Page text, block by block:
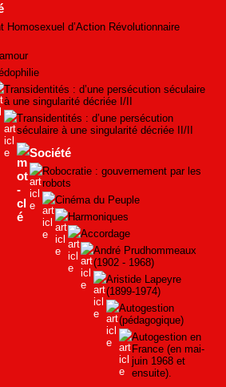
Homosexuel d’Action Révolutionnaire
Transidentités : d’une persécution séculaire
à une singularité décriée I/II
Transidentités : d’une persécution
séculaire à une singularité décriée II/II
Société
Robocratie : gouvernement par les
robots
Cinéma du Peuple
Harmoniques
Accordage
André Prudhommeaux
(1902 - 1968)
Aristide Lapeyre
(1899-1974)
Autogestion
(pédagogique)
Autogestion en
France (en mai-
juin 1968 et
ensuite).